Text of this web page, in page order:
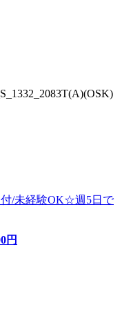
付/未経験OK☆週5日で
円